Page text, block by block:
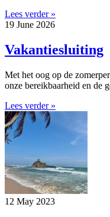
Lees verder »
19 June 2026
Vakantiesluiting
Met het oog op de
onze bereikbaarheid en de
Lees verder »
12 May 2023